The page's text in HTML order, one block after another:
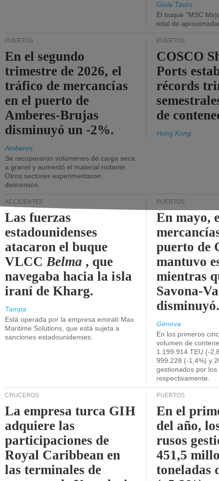
Gioia Tauro
El buque "MSC
total de
PUERTOS
En el segundo
trimestre de 2026, el
tráfico de mercancías
en el puerto de
Amberes-Brujas
disminuyó un -2%.
Amberes
Se recuperaron volúmenes de carga seca
a granel y aumentó el material rodante.
Otros sectores experimentaron
descensos.
PUERTOS
COSCO
Ports
récords
de
Hong Kong
ACCIDENTES
Las fuerzas
estadounidenses
atacaron el buque
VLCCBelma , que
navegaba hacia la isla
iraní de Kharg.
Tampa
Está operada por la empresa emiratí Max
Maritime Solutions, que está sujeta a
sanciones estadounidenses.
PUERTOS
En mayo,
puerto de
mantuvo
mientras
Savona-
Génova
En los primeros
volumen de
1.199.914 TEU (-
999.228 (-1,4%) y
gestionados por
respectivamente.
CRUCEROS
La empresa turca GIH
adquiere las
participaciones de
Royal Caribbean en
las terminales de
PUERTOS
En el
del año,
rusos
451,5
toneladas